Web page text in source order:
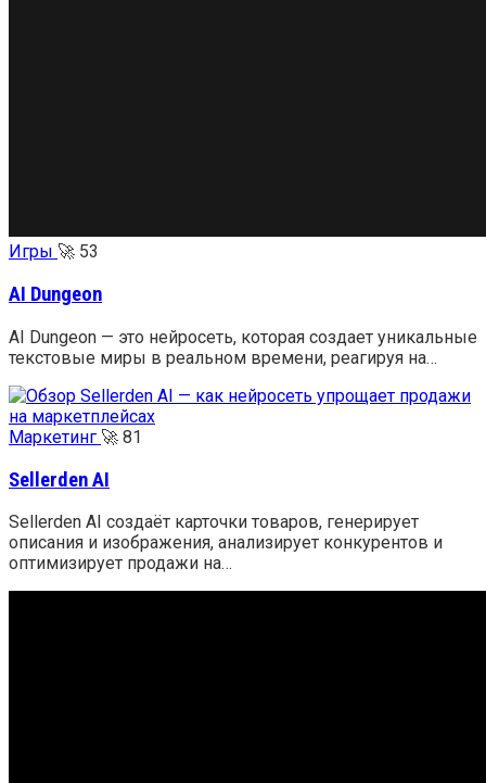
Игры 🚀 53
AI Dungeon
AI Dungeon — это нейросеть, которая создает уникальные
текстовые миры в реальном времени, реагируя на…
Маркетинг 🚀 81
Sellerden AI
Sellerden AI создаёт карточки товаров, генерирует
описания и изображения, анализирует конкурентов и
оптимизирует продажи на…